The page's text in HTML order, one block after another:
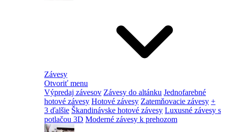
Závesy
Otvoriť menu
Výpredaj závesov Závesy do altánku Jednofarebné
hotové závesy Hotové závesy Zatemňovacie závesy +
3 ďalšie Škandinávske hotové závesy Luxusné závesy s
potlačou 3D Moderné závesy k prehozom